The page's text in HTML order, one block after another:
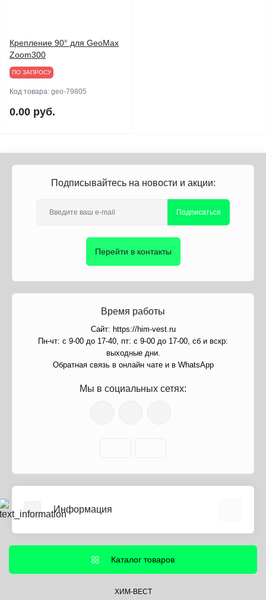
Крепление 90° для GeoMax
Zoom300
ПО ЗАПРОСУ
Код товара: geo-79805
0.00 руб.
Подписывайтесь на новости и акции:
Подписаться
Перейти в контакты
Время работы
Сайт: https://him-vest.ru
Пн-чт: с 9-00 до 17-40, пт: с 9-00 до 17-00, сб и вскр:
выходные дни.
Обратная связь в онлайн чате и в WhatsApp
Мы в социальных сетях:
Информация
Информация о доставке
Политика безопасности
Каталог товаров
ХИМ-ВЕСТ